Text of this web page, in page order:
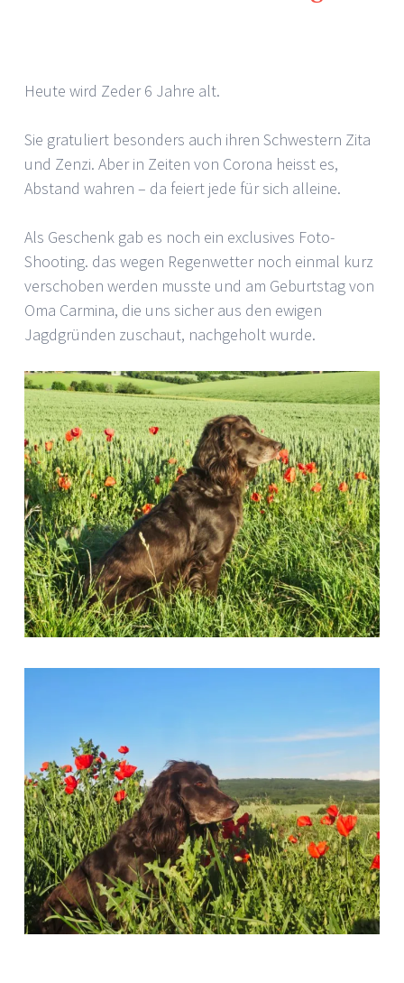
Heute wird Zeder 6 Jahre alt.
Sie gratuliert besonders auch ihren Schwestern Zita
und Zenzi. Aber in Zeiten von Corona heisst es,
Abstand wahren – da feiert jede für sich alleine.
Als Geschenk gab es noch ein exclusives Foto-
Shooting. das wegen Regenwetter noch einmal kurz
verschoben werden musste und am Geburtstag von
Oma Carmina, die uns sicher aus den ewigen
Jagdgründen zuschaut, nachgeholt wurde.